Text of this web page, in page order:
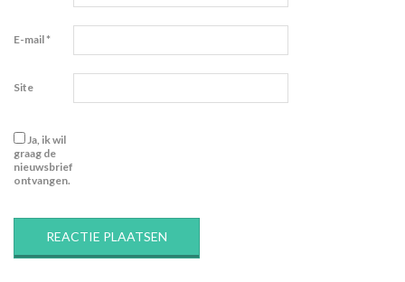
E-mail*
Site
Ja, ik wil
graag de
nieuwsbrief
ontvangen.